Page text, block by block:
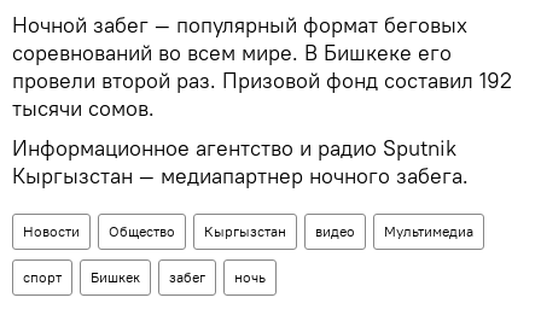
Ночной забег — популярный формат беговых
соревнований во всем мире. В Бишкеке его
провели второй раз. Призовой фонд составил 192
тысячи сомов.
Информационное агентство и радио Sputnik
Кыргызстан — медиапартнер ночного забега.
Новости Общество Кыргызстан видео Мультимедиа
спорт Бишкек забег ночь